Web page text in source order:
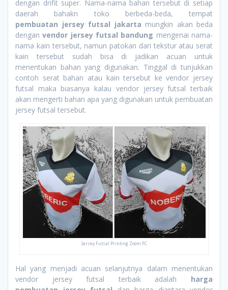
dengan drifit super. Nama-nama bahan tersebut di setiap
daerah bahakn toko berbeda-beda, tempat
pembuatan jersey futsal jakarta mungkin akan beda
denganvendor jersey futsal bandung mengenai nama-
nama kain tersebut, namun patokan dari tekstur atau serat
kain tersebut sudah bisa di jadikan acuan untuk
menentukan bahan yang digunakan. Tinggal di tunjukkan
contoh serat bahan atau kain tersebut ke vendor jersey
futsal maka biasanya kalau vendor jersey futsal terbaik
akan mengerti bahan apa yang digunakan untuk pembuatan
jersey futsal tersebut.
Jersey Futsal Printing Zoom FC
Hal yang menjadi acuan selanjutnya dalam menentukan
vendor jersey futsal terbaik adalah harga